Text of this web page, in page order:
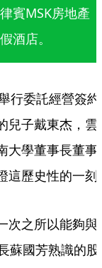
賓MSK房地產
酒店。
行委託經營簽約
兒子戴東杰，雲
大學董事長董事
這歷史性的一刻
次之所以能夠與
蘇國芳熟識的股